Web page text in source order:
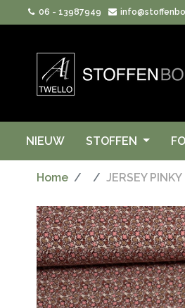
06 - 13987949
NIEUW STOFFEN
Home JERSEY